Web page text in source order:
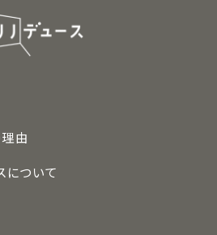
由
について